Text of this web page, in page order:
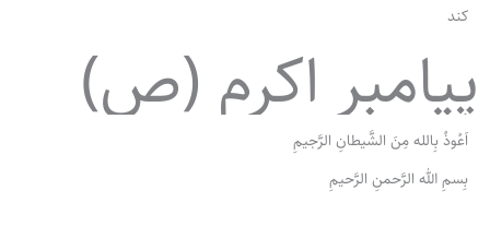
کند
پیامبر اکرم (ص)
اَعُوذُ بِالله مِنَ الشَّیطانِ الرَّجیمِ
بِسمِ الله الرَّحمنِ الرَّحیمِ